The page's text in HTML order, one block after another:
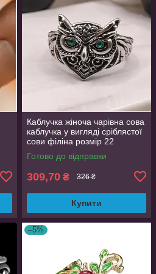
Каблучка жіноча чарівна сова
каблучка у вигляді сріблястої
сови філіна розмір 22
Готово до відправки
309,70 ₴ 326 ₴
Купити
–5%